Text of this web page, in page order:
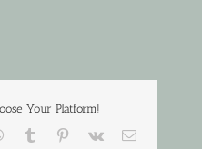
Your Platform!
WhatsApp
Tumblr Pinterest
Vk
E-